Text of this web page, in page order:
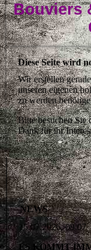
Bouviers
Diese Seite wird
Wir erstellen
unseren eigenen
zu werden
Bitte besuchen Sie
Dank für ihr
NEWS
15.07.2026, 09:07
ES KOMMT